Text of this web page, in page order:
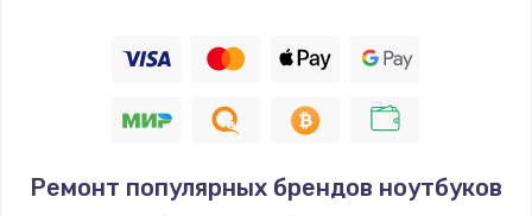
Ремонт популярных брендов ноутбуков